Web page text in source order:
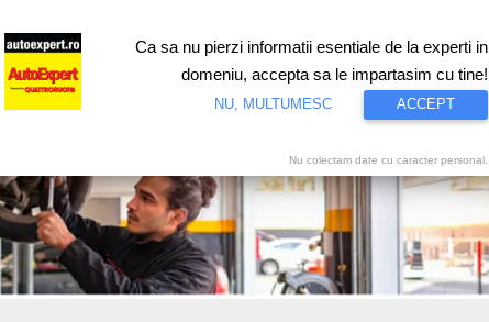
Test drive Motorsport Proiecte speciale Video
Ca sa nu pierzi informatii esentiale de la experti in
domeniu, accepta sa le impartasim cu tine!
NU, MULTUMESC ACCEPT
Nu colectam date cu caracter personal.